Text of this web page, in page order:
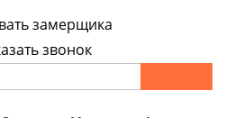
замерщика
звонок